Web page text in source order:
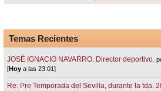
Temas Recientes
JOSÉ IGNACIO NAVARRO. Director deportivo.
[Hoy a las 23:01]
Re: Pre Temporada del Sevilla, durante la tda.